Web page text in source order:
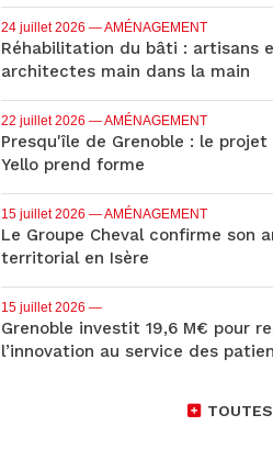
24 juillet 2026 — AMÉNAGEMENT
Réhabilitation du bâti : artisans
architectes main dans la main
22 juillet 2026 — AMÉNAGEMENT
Presqu'île de Grenoble : le
Yello prend forme
15 juillet 2026 — AMÉNAGEMENT
Le Groupe Cheval confirme son
territorial en Isère
15 juillet 2026 —
Grenoble investit 19,6 M€ pour
l’innovation au service des